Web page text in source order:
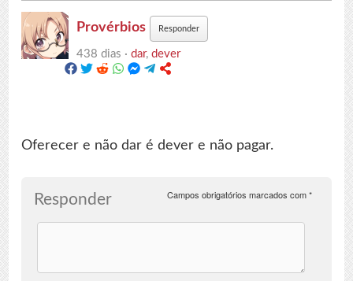
Provérbios Responder
438 dias ·dar,dever
Oferecer e não dar é dever e não pagar.
Responder Campos obrigatórios marcados com*